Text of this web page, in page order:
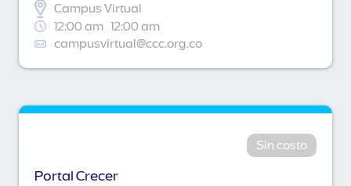
Campus Virtual
12:00 am 12:00 am
campusvirtual@ccc.org.co
Sin costo
Portal Crecer